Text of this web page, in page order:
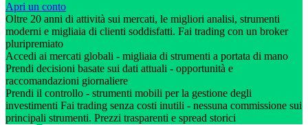
Apri un conto
Oltre 20 anni di attività sui mercati, le migliori analisi, strumenti
moderni e migliaia di clienti soddisfatti. Fai trading con un broker
pluripremiato
Accedi ai mercati globali - migliaia di strumenti a portata di mano
Prendi decisioni basate sui dati attuali - opportunità e
raccomandazioni giornaliere
Prendi il controllo - strumenti mobili per la gestione degli
investimenti Fai trading senza costi inutili - nessuna commissione sui
principali strumenti. Prezzi trasparenti e spread storici